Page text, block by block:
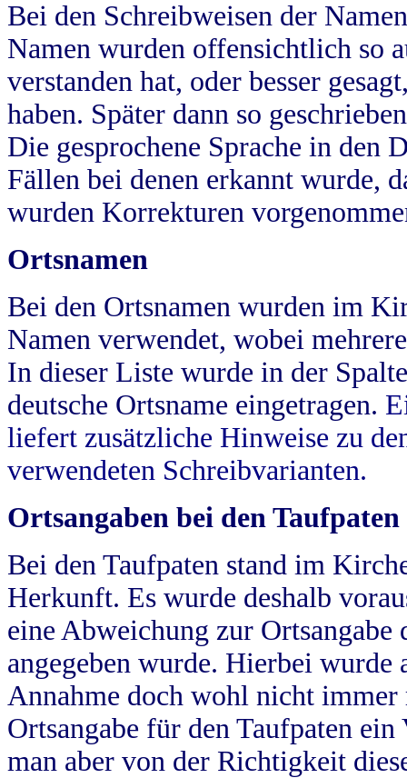
Bei den Schreibweisen der
Namen wurden offensichtlich so
verstanden hat, oder besser
haben. Später dann so
Die gesprochene Sprache in
Fällen bei denen erkannt wurde,
wurden Korrekturen
Ortsnamen
Bei den Ortsnamen wurden im
Namen verwendet, wobei
In dieser Liste wurde in der
deutsche Ortsname eingetragen.
liefert zusätzliche Hinweise zu
verwendeten Schreibvarianten.
Ortsangaben bei den Taufpaten
Bei den Taufpaten stand im
Herkunft. Es wurde deshalb
eine Abweichung zur
angegeben wurde. Hierbei wurde
Annahme doch wohl nicht
Ortsangabe für den Taufpaten
man aber von der Richtigkeit